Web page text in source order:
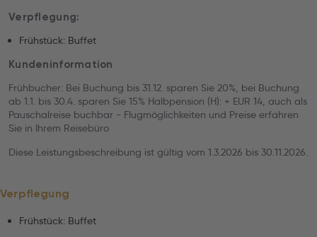
Verpflegung:
Frühstück: Buffet
Kundeninformation
Frühbucher: Bei Buchung bis 31.12. sparen Sie 20%, bei Buchung
ab 1.1. bis 30.4. sparen Sie 15% Halbpension (H): + EUR 14, auch als
Pauschalreise buchbar - Flugmöglichkeiten und Preise erfahren
Sie in Ihrem Reisebüro
Diese Leistungsbeschreibung ist gültig vom 1.3.2026 bis 30.11.2026.
Verpflegung
Frühstück: Buffet